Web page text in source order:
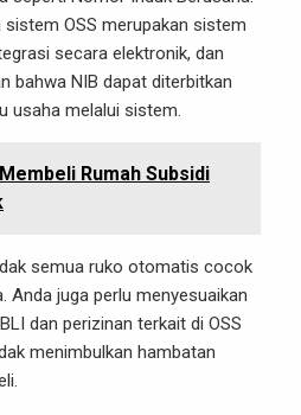
sistem OSS merupakan sistem
secara elektronik, dan
bahwa NIB dapat diterbitkan
usaha melalui sistem.
Rumah Subsidi
semua ruko otomatis cocok
Anda juga perlu menyesuaikan
dan perizinan terkait di OSS
menimbulkan hambatan